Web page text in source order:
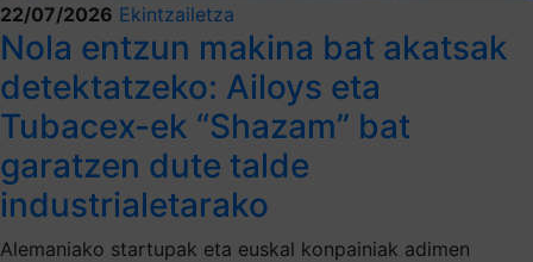
22/07/2026 Ekintzailetza
Nola entzun makina bat akatsak
detektatzeko: Ailoys eta
Tubacex-ek “Shazam” bat
garatzen dute talde
industrialetarako
Alemaniako startupak eta euskal konpainiak adimen